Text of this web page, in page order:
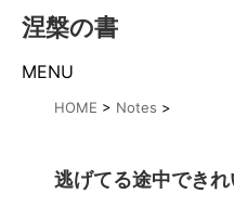
涅槃の書
MENU
HOME > Notes >
逃げてる途中できれ